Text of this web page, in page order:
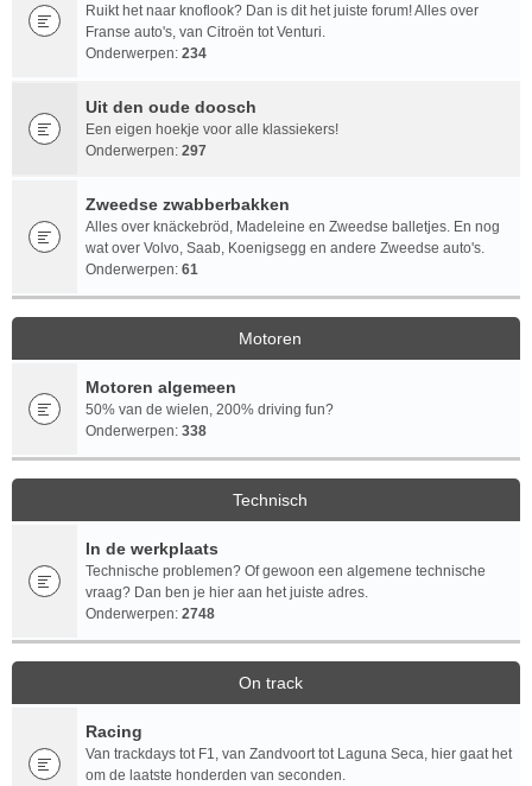
Ruikt het naar knoflook? Dan is dit het juiste forum! Alles over
Franse auto's, van Citroën tot Venturi.
Onderwerpen: 234
Uit den oude doosch
Een eigen hoekje voor alle klassiekers!
Onderwerpen: 297
Zweedse zwabberbakken
Alles over knäckebröd, Madeleine en Zweedse balletjes. En nog
wat over Volvo, Saab, Koenigsegg en andere Zweedse auto's.
Onderwerpen: 61
Motoren
Motoren algemeen
50% van de wielen, 200% driving fun?
Onderwerpen: 338
Technisch
In de werkplaats
Technische problemen? Of gewoon een algemene technische
vraag? Dan ben je hier aan het juiste adres.
Onderwerpen: 2748
On track
Racing
Van trackdays tot F1, van Zandvoort tot Laguna Seca, hier gaat het
om de laatste honderden van seconden.